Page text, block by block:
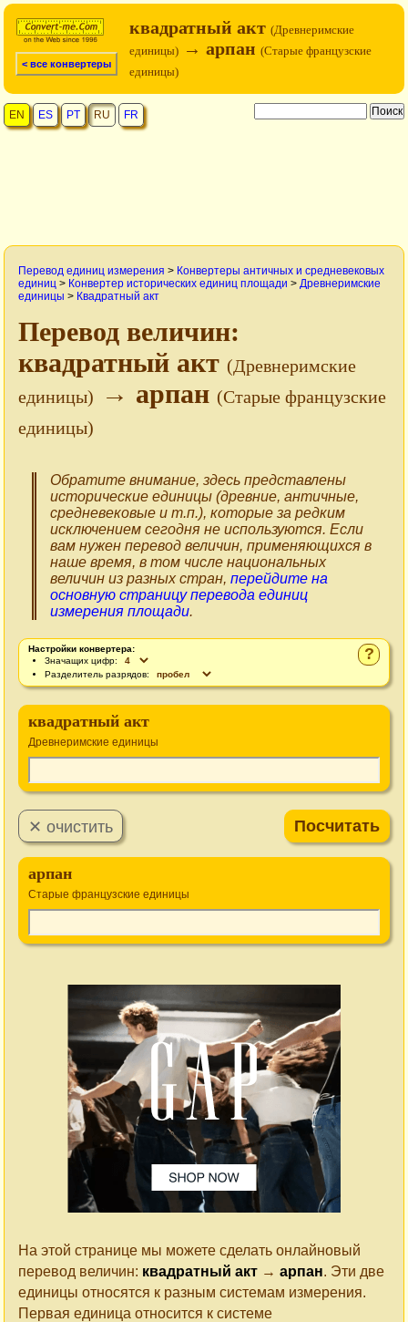
< все конвертеры
квадратный акт (Древнеримские
единицы) → арпан (Старые французские
единицы)
EN ES PT RU FR
Перевод единиц измерения > Конвертеры античных и средневековых
единиц > Конвертер исторических единиц площади > Древнеримские
единицы > Квадратный акт
Перевод величин:
квадратный акт (Древнеримские
единицы)
→ арпан (Старые французские
единицы)
Обратите внимание, здесь представлены
исторические единицы (древние, античные,
средневековые и т.п.), которые за редким
исключением сегодня не используются. Если
вам нужен перевод величин, применяющихся в
наше время, в том числе национальных
величин из разных стран, перейдите на
основную страницу перевода единиц
измерения площади.
?
Настройки конвертера:
Значащих цифр:
Разделитель разрядов:
квадратный акт
Древнеримские единицы
арпан
Старые французские единицы
На этой странице мы можете сделать онлайновый
перевод величин: квадратный акт → арпан. Эти две
единицы относятся к разным системам измерения.
Первая единица относится к системе